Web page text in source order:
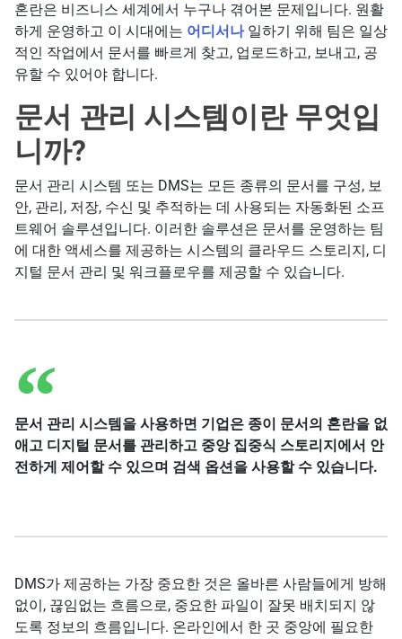
혼란은 비즈니스 세계에서 누구나 겪어본 문제입니다. 원활
하게 운영하고 이 시대에는 어디서나일하기 위해 팀은 일상
적인 작업에서 문서를 빠르게 찾고, 업로드하고, 보내고, 공
유할 수 있어야 합니다.
문서 관리 시스템이란 무엇입
니까?
문서 관리 시스템 또는 DMS는 모든 종류의 문서를 구성, 보
안, 관리, 저장, 수신 및 추적하는 데 사용되는 자동화된 소프
트웨어 솔루션입니다. 이러한 솔루션은 문서를 운영하는 팀
에 대한 액세스를 제공하는 시스템의 클라우드 스토리지, 디
지털 문서 관리 및 워크플로우를 제공할 수 있습니다.
문서 관리 시스템을 사용하면 기업은 종이 문서의 혼란을 없
애고 디지털 문서를 관리하고 중앙 집중식 스토리지에서 안
전하게 제어할 수 있으며 검색 옵션을 사용할 수 있습니다.
DMS가 제공하는 가장 중요한 것은 올바른 사람들에게 방해
없이, 끊임없는 흐름으로, 중요한 파일이 잘못 배치되지 않
도록 정보의 흐름입니다. 온라인에서 한 곳 중앙에 필요한